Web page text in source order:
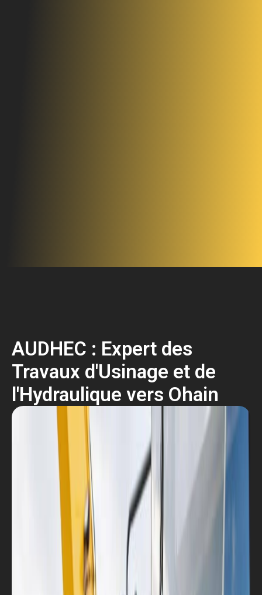
AUDHEC : Expert des
Travaux d'Usinage et de
l'Hydraulique vers Ohain